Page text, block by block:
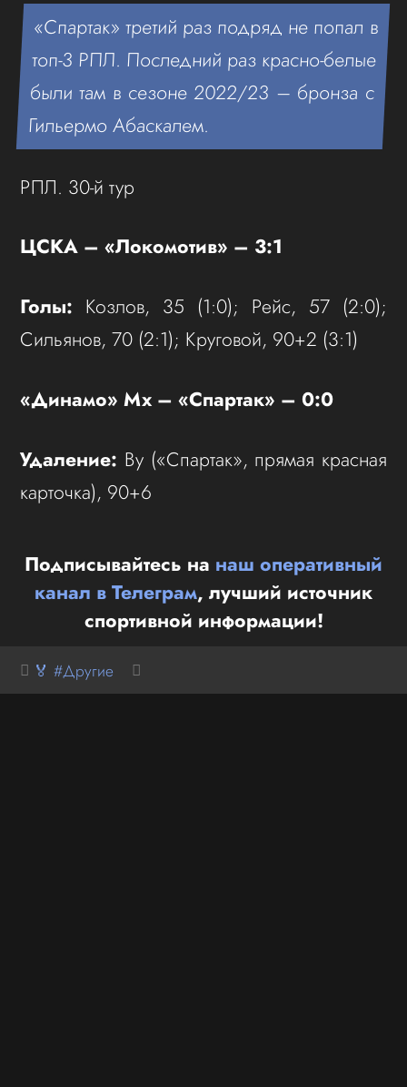
«Спартак» третий раз подряд не попал в
топ-3 РПЛ. Последний раз красно-белые
были там в сезоне 2022/23 – бронза с
Гильермо Абаскалем.
РПЛ. 30-й тур
ЦСКА – «Локомотив» – 3:1
Голы: Козлов, 35 (1:0); Рейс, 57 (2:0);
Сильянов, 70 (2:1); Круговой, 90+2 (3:1)
«Динамо» Мх – «Спартак» – 0:0
Удаление: Ву («Спартак», прямая красная
карточка), 90+6
Подписывайтесь на наш оперативный
канал в Телеграм, лучший источник
спортивной информации!
🏅 #Другие